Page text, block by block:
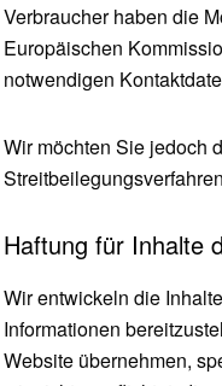
Verbraucher haben die
Europäischen
notwendigen
Wir möchten Sie jedoch
Haftung für Inhalte
Wir entwickeln die
Informationen
Website übernehmen,